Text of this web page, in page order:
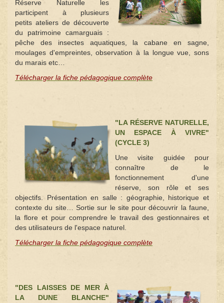
Réserve Naturelle les
participent à plusieurs
petits ateliers de découverte
du patrimoine camarguais :
pêche des insectes aquatiques, la cabane en sagne,
moulages d'empreintes, observation à la longue vue, sons
du marais etc…
Télécharger la fiche pédagogique complète
"LA RÉSERVE NATURELLE,
UN ESPACE À VIVRE"
(CYCLE 3)
Une visite guidée pour
connaître de le
fonctionnement d'une
réserve, son rôle et ses
objectifs. Présentation en salle : géographie, historique et
contexte du site… Sortie sur le site pour découvrir la faune,
la flore et pour comprendre le travail des gestionnaires et
des utilisateurs de l'espace naturel.
Télécharger la fiche pédagogique complète
"DES LAISSES DE MER À
LA DUNE BLANCHE"